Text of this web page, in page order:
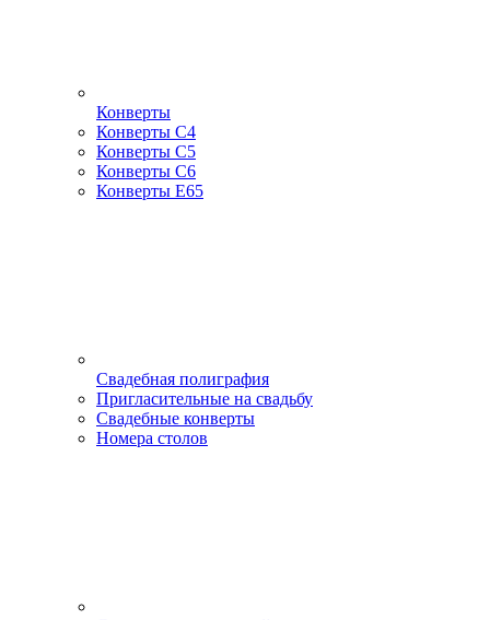
Конверты
Конверты С4
Конверты С5
Конверты С6
Конверты Е65
Свадебная полиграфия
Пригласительные на свадьбу
Свадебные конверты
Номера столов